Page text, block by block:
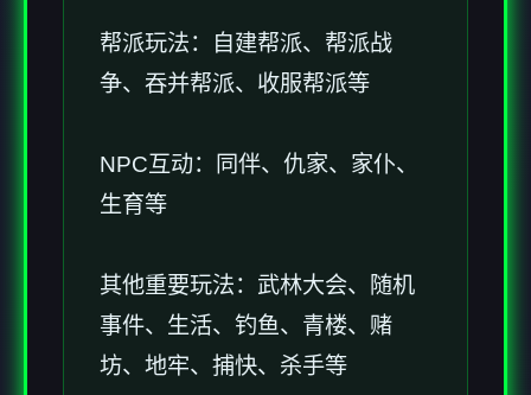
帮派玩法：自建帮派、帮派战
争、吞并帮派、收服帮派等
NPC互动：同伴、仇家、家仆、
生育等
其他重要玩法：武林大会、随机
事件、生活、钓鱼、青楼、赌
坊、地牢、捕快、杀手等